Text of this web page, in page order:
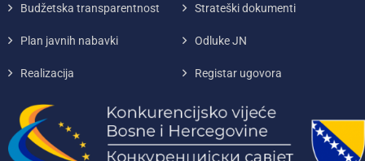
Budžetska transparentnost Strateški dokumenti
Plan javnih nabavki Odluke JN
Realizacija Registar ugovora